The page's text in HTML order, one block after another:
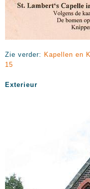
Zie verder: Kapellen en
15
Exterieur